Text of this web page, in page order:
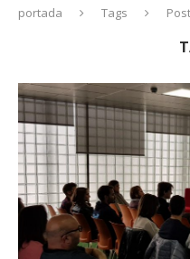
portada Tags